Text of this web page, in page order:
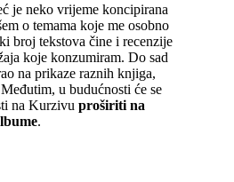
je neko vrijeme koncipirana
o temama koje me osobno
broj tekstova čine i recenzije
koje konzumiram. Do sad
na prikaze raznih knjiga,
u budućnosti će se
na Kurzivu proširiti na
.